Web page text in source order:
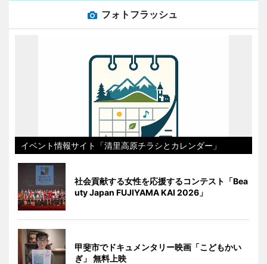
フォトフラッシュ
イベント情報サイト「清里高原チラシとカレンダー」
社会貢献する女性を応援するコンテスト「Bea
uty Japan FUJIYAMA KAI 2026」
甲斐市でドキュメンタリー映画「こどもかい
ぎ」 無料上映